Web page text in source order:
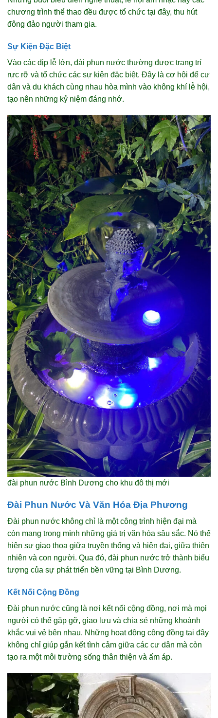
chương trình thể thao đều được tổ chức tại đây, thu hút
đông đảo người tham gia.
Sự Kiện Đặc Biệt
Vào các dịp lễ lớn, đài phun nước thường được trang trí
rực rỡ và tổ chức các sự kiện đặc biệt. Đây là cơ hội để cư
dân và du khách cùng nhau hòa mình vào không khí lễ hội,
tạo nên những kỷ niệm đáng nhớ.
đài phun nước Bình Dương cho khu đô thị mới
Đài Phun Nước Và Văn Hóa Địa Phương
Đài phun nước không chỉ là một công trình hiện đại mà
còn mang trong mình những giá trị văn hóa sâu sắc. Nó thể
hiện sự giao thoa giữa truyền thống và hiện đại, giữa thiên
nhiên và con người. Qua đó, đài phun nước trở thành biểu
tượng của sự phát triển bền vững tại Bình Dương.
Kết Nối Cộng Đồng
Đài phun nước cũng là nơi kết nối cộng đồng, nơi mà mọi
người có thể gặp gỡ, giao lưu và chia sẻ những khoảnh
khắc vui vẻ bên nhau. Những hoạt động cộng đồng tại đây
không chỉ giúp gắn kết tình cảm giữa các cư dân mà còn
tạo ra một môi trường sống thân thiện và ấm áp.